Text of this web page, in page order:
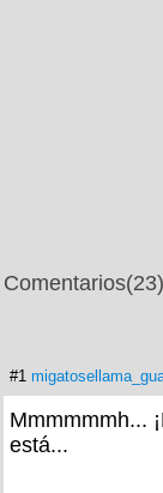
Comentarios(23)
#1
Mmmmmmh...
está...